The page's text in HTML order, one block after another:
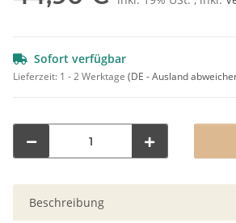
Sofort verfügbar
Lieferzeit: 1 - 2 Werktage (DE - Ausland
Beschreibung